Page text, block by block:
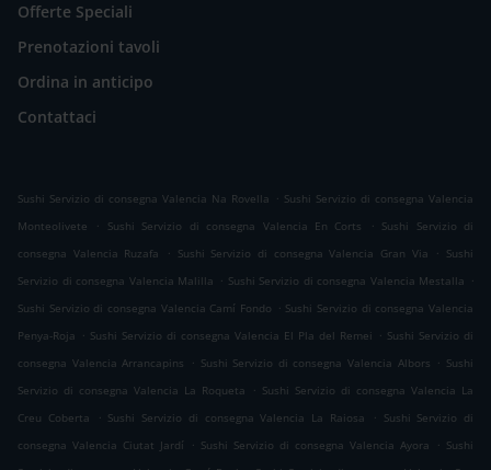
Offerte Speciali
Prenotazioni tavoli
Ordina in anticipo
Contattaci
Sushi Servizio di consegna Valencia Na Rovella . Sushi Servizio di consegna Valencia
Monteolivete
. Sushi Servizio di consegna Valencia En Corts . Sushi Servizio di
consegna Valencia Ruzafa
. Sushi Servizio di consegna Valencia Gran Via . Sushi
Servizio di consegna Valencia Malilla . Sushi Servizio di consegna Valencia Mestalla .
Sushi Servizio di consegna Valencia Camí Fondo . Sushi Servizio di consegna Valencia
Penya-Roja . Sushi Servizio di consegna Valencia El Pla del Remei . Sushi Servizio di
consegna Valencia Arrancapins
. Sushi Servizio di consegna Valencia Albors . Sushi
Servizio di consegna Valencia La Roqueta
. Sushi Servizio di consegna Valencia La
Creu Coberta
. Sushi Servizio di consegna Valencia La Raiosa . Sushi Servizio di
consegna Valencia Ciutat Jardí
. Sushi Servizio di consegna Valencia Ayora . Sushi